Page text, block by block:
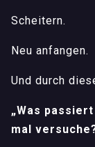
Scheitern.
Neu anfangen.
Und durch
„Was
mal